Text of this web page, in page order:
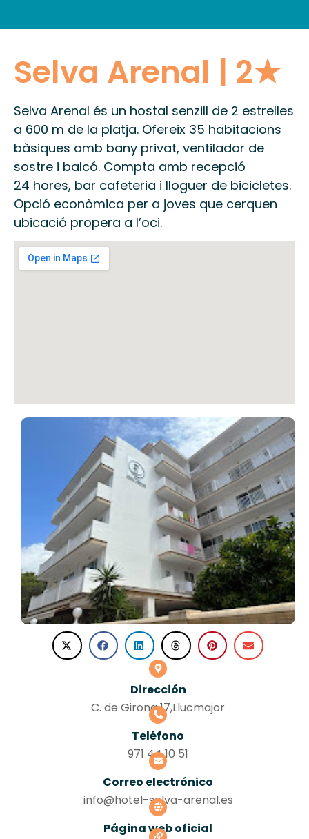
Selva Arenal | 2★
Selva Arenal és un hostal senzill de 2 estrelles
a 600 m de la platja. Ofereix 35 habitacions
bàsiques amb bany privat, ventilador de
sostre i balcó. Compta amb recepció
24 hores, bar cafeteria i lloguer de bicicletes.
Opció econòmica per a joves que cerquen
ubicació propera a l’oci.
Dirección
C. de Girona 17,Llucmajor
Teléfono
971 44 10 51
Correo electrónico
info@hotel-selva-arenal.es
Página web oficial